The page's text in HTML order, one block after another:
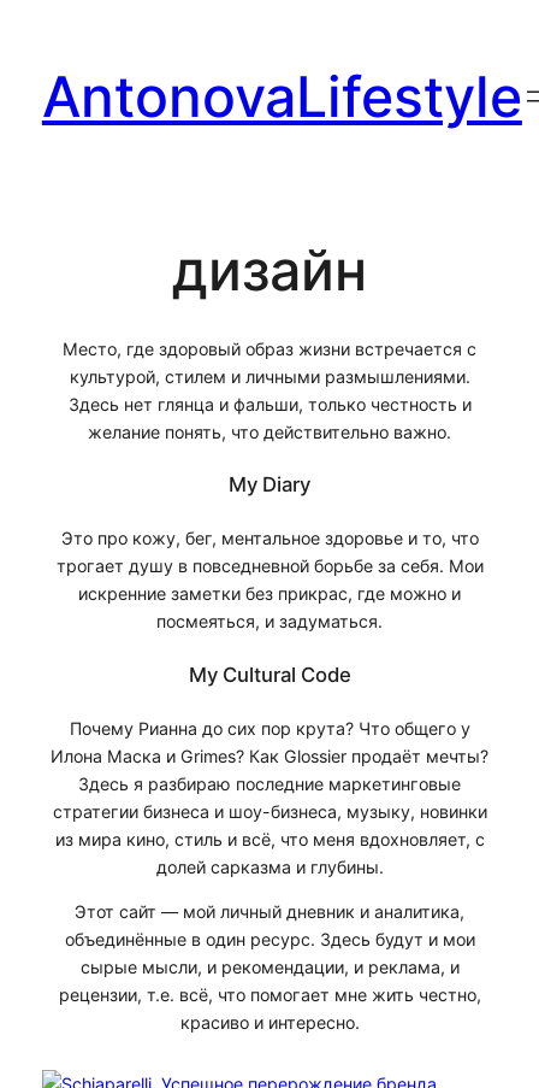
содержимому
AntonovaLifestyle
дизайн
Место, где здоровый образ жизни встречается с
культурой, стилем и личными размышлениями.
Здесь нет глянца и фальши, только честность и
желание понять, что действительно важно.
My Diary
Это про кожу, бег, ментальное здоровье и то, что
трогает душу в повседневной борьбе за себя. Мои
искренние заметки без прикрас, где можно и
посмеяться, и задуматься.
My Cultural Code
Почему Рианна до сих пор крута? Что общего у
Илона Маска и Grimes? Как Glossier продаёт мечты?
Здесь я разбираю последние маркетинговые
стратегии бизнеса и шоу-бизнеса, музыку, новинки
из мира кино, стиль и всё, что меня вдохновляет, с
долей сарказма и глубины.
Этот сайт — мой личный дневник и аналитика,
объединённые в один ресурс. Здесь будут и мои
сырые мысли, и рекомендации, и реклама, и
рецензии, т.е. всё, что помогает мне жить честно,
красиво и интересно.